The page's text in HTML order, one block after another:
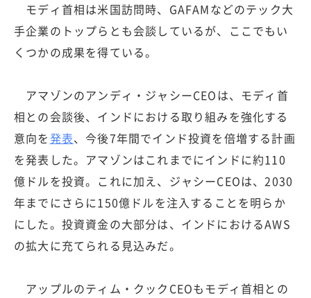
モディ首相は米国訪問時、GAFAMなどのテック大
手企業のトップらとも会談しているが、ここでもい
くつかの成果を得ている。
アマゾンのアンディ・ジャシーCEOは、モディ首
相との会談後、インドにおける取り組みを強化する
意向を発表、今後7年間でインド投資を倍増する計画
を発表した。アマゾンはこれまでにインドに約110
億ドルを投資。これに加え、ジャシーCEOは、2030
年までにさらに150億ドルを注入することを明らか
にした。投資資金の大部分は、インドにおけるAWS
の拡大に充てられる見込みだ。
アップルのティム・クックCEOもモディ首相との